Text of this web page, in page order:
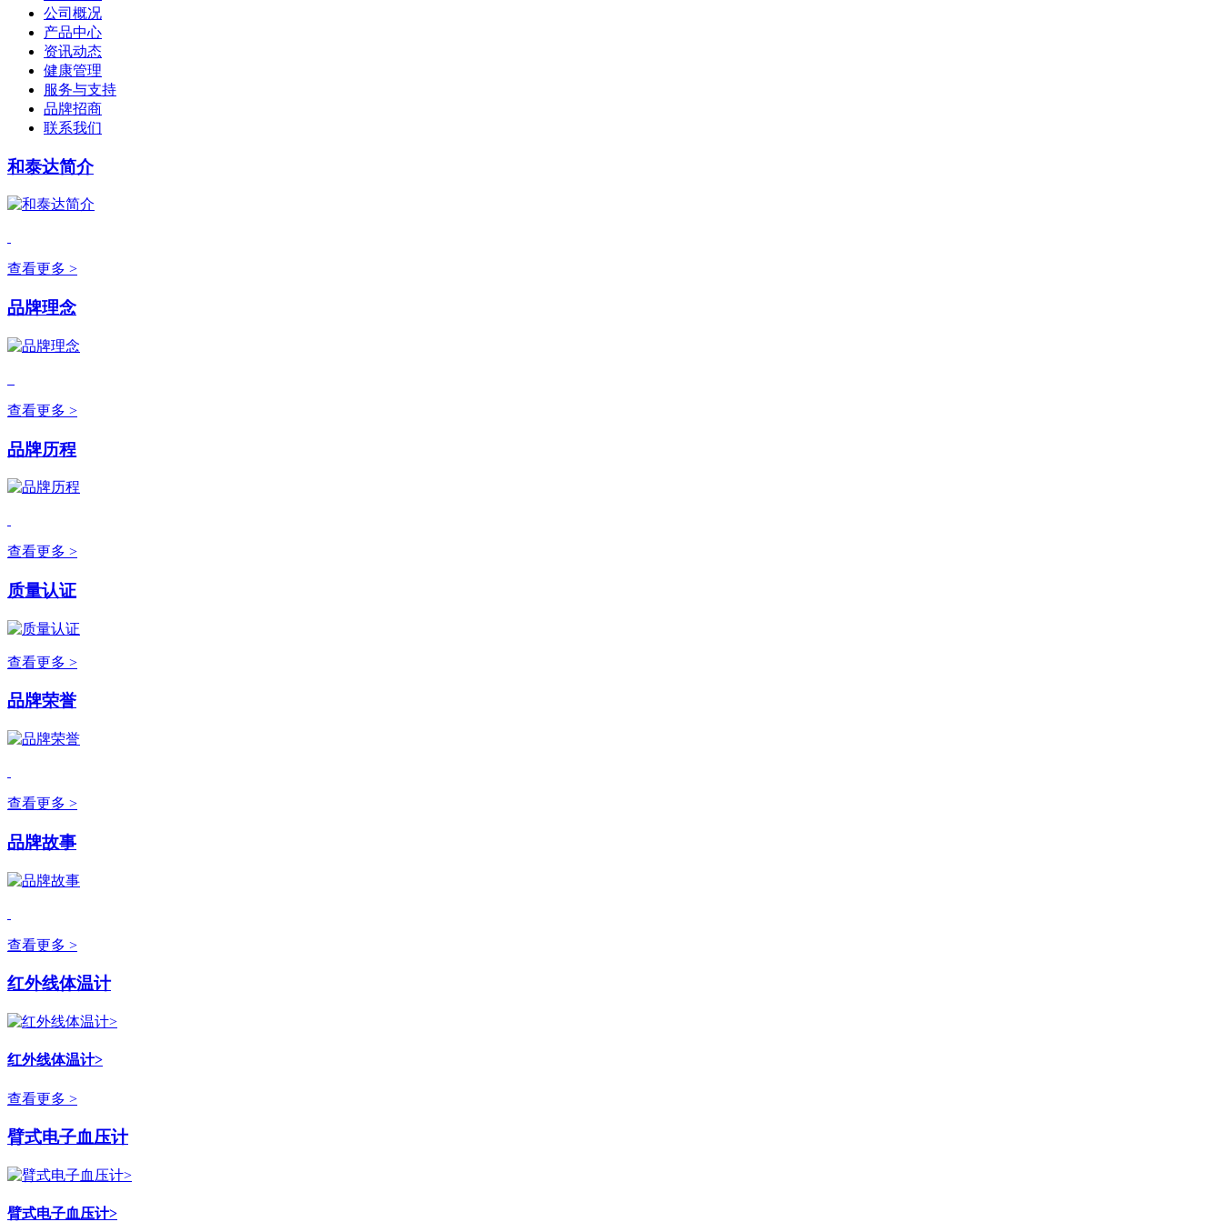
公司概况
产品中心
资讯动态
健康管理
服务与支持
品牌招商
联系我们
和泰达简介
查看更多 >
品牌理念
查看更多 >
品牌历程
查看更多 >
质量认证
查看更多 >
品牌荣誉
查看更多 >
品牌故事
查看更多 >
红外线体温计
红外线体温计>
查看更多 >
臂式电子血压计
臂式电子血压计>